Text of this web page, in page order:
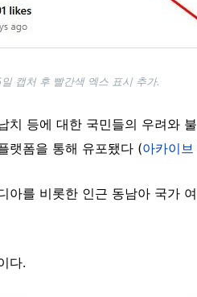
캡처 후 빨간색 엑스 표시 추가.
치 등에 대한 국민들의 우려와
랫폼을 통해 유포됐다 (아카이브
아를 비롯한 인근 동남아 국가
다.